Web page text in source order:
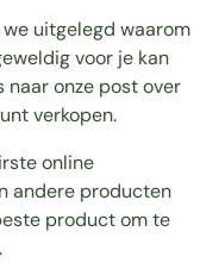
uitgelegd waarom
voor je kan
naar onze post over
verkopen.
online
andere producten
product om te